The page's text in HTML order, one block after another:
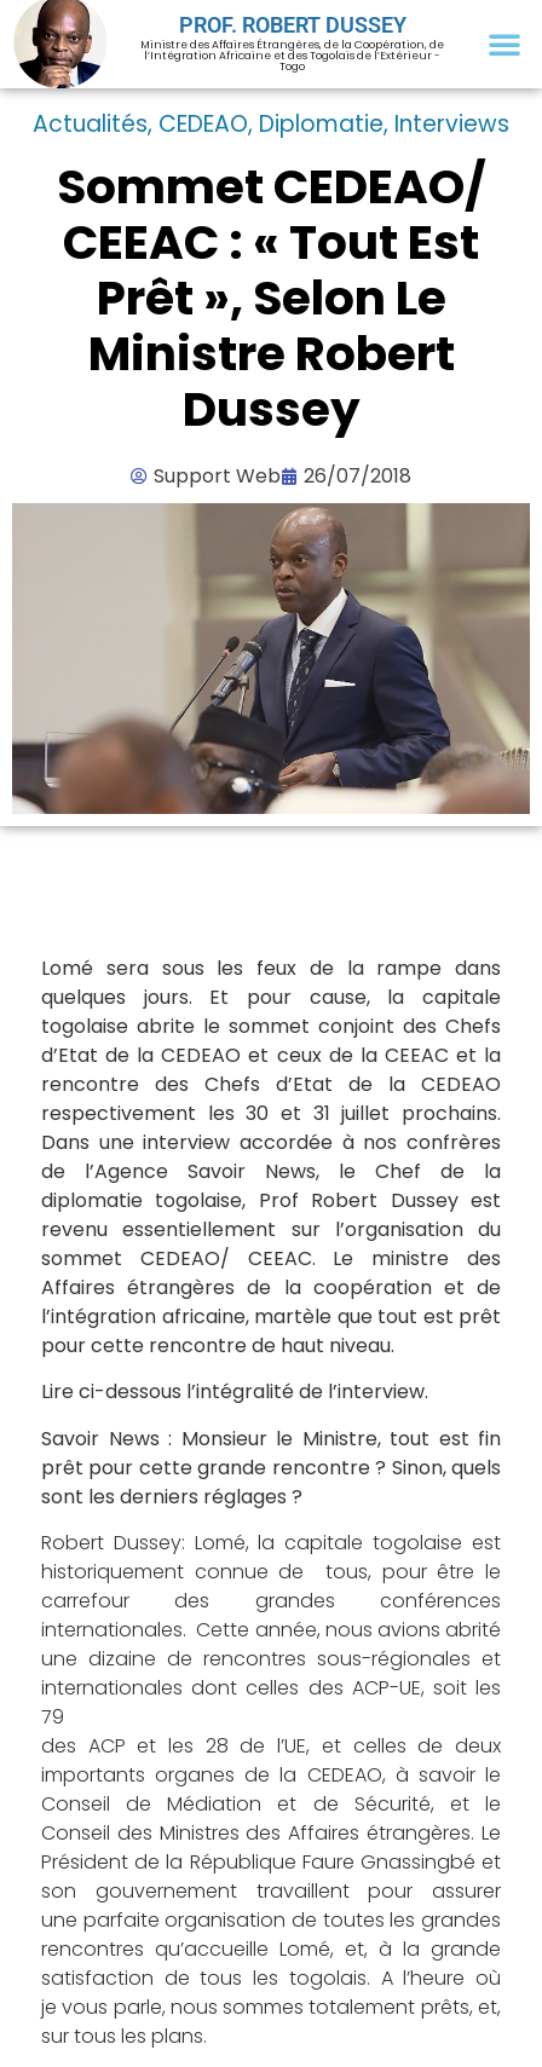
PROF. ROBERT DUSSEY
Ministre des Affaires Étrangères, de la Coopération, de
l’Intégration Africaine et des Togolais de l’Extérieur -
Togo
Actualités, CEDEAO, Diplomatie, Interviews
Sommet CEDEAO/
CEEAC : « Tout Est
Prêt », Selon Le
Ministre Robert
Dussey
Support Web 26/07/2018
Lomé sera sous les feux de la rampe dans
quelques jours. Et pour cause, la capitale
togolaise abrite le sommet conjoint des Chefs
d’Etat de la CEDEAO et ceux de la CEEAC et la
rencontre des Chefs d’Etat de la CEDEAO
respectivement les 30 et 31 juillet prochains.
Dans une interview accordée à nos confrères
de l’Agence Savoir News, le Chef de la
diplomatie togolaise, Prof Robert Dussey est
revenu essentiellement sur l’organisation du
sommet CEDEAO/ CEEAC. Le ministre des
Affaires étrangères de la coopération et de
l’intégration africaine, martèle que tout est prêt
pour cette rencontre de haut niveau.
Lire ci-dessous l’intégralité de l’interview.
Savoir News : Monsieur le Ministre, tout est fin
prêt pour cette grande rencontre ? Sinon, quels
sont les derniers réglages ?
Robert Dussey: Lomé, la capitale togolaise est
historiquement connue de tous, pour être le
carrefour des grandes conférences
internationales. Cette année, nous avions abrité
une dizaine de rencontres sous-régionales et
internationales dont celles des ACP-UE, soit les
79
des ACP et les 28 de l’UE, et celles de deux
importants organes de la CEDEAO, à savoir le
Conseil de Médiation et de Sécurité, et le
Conseil des Ministres des Affaires étrangères. Le
Président de la République Faure Gnassingbé et
son gouvernement travaillent pour assurer
une parfaite organisation de toutes les grandes
rencontres qu’accueille Lomé, et, à la grande
satisfaction de tous les togolais. A l’heure où
je vous parle, nous sommes totalement prêts, et,
sur tous les plans.